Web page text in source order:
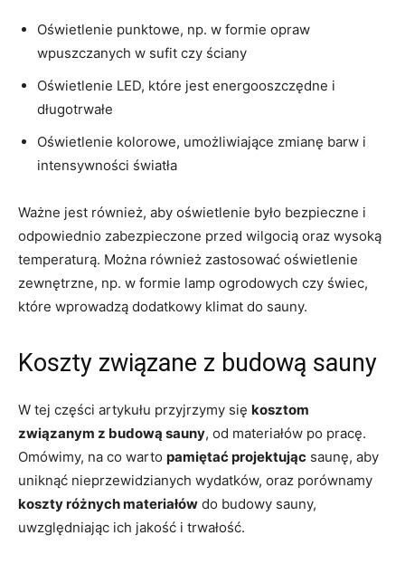
Oświetlenie punktowe, np. w formie opraw
wpuszczanych w sufit czy ściany
Oświetlenie LED, które jest energooszczędne i
długotrwałe
Oświetlenie kolorowe, umożliwiające zmianę barw i
intensywności światła
Ważne jest również, aby oświetlenie było bezpieczne i
odpowiednio zabezpieczone przed wilgocią oraz wysoką
temperaturą. Można również zastosować oświetlenie
zewnętrzne, np. w formie lamp ogrodowych czy świec,
które wprowadzą dodatkowy klimat do sauny.
Koszty związane z budową sauny
W tej części artykułu przyjrzymy się kosztom
związanym z budową sauny, od materiałów po pracę.
Omówimy, na co warto pamiętać projektując saunę, aby
uniknąć nieprzewidzianych wydatków, oraz porównamy
koszty różnych materiałów do budowy sauny,
uwzględniając ich jakość i trwałość.